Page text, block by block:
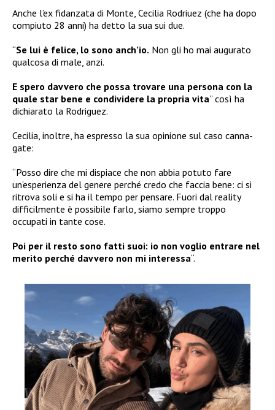
Anche l’ex fidanzata di Monte, Cecilia Rodriuez (che ha dopo
compiuto 28 anni) ha detto la sua sui due.
“Se lui è felice, lo sono anch’io. Non gli ho mai augurato
qualcosa di male, anzi.
E spero davvero che possa trovare una persona con la
quale star bene e condividere la propria vita” così ha
dichiarato la Rodriguez.
Cecilia, inoltre, ha espresso la sua opinione sul caso canna-
gate:
“Posso dire che mi dispiace che non abbia potuto fare
un’esperienza del genere perché credo che faccia bene: ci si
ritrova soli e si ha il tempo per pensare. Fuori dal reality
difficilmente è possibile farlo, siamo sempre troppo
occupati in tante cose.
Poi per il resto sono fatti suoi: io non voglio entrare nel
merito perché davvero non mi interessa“.